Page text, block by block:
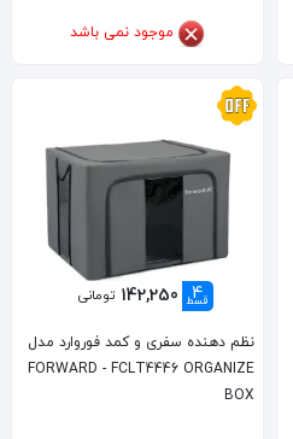
موجود نمی باشد
4
قسط 142,250 تومانی
نظم دهنده سفری و کمد فوروارد مدل
FORWARD - FCLT4446 ORGANIZE
BOX